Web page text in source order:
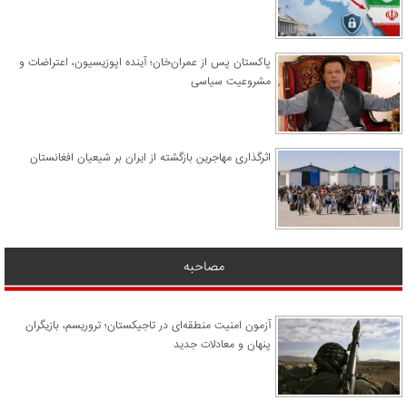
پاکستان پس از عمران‌خان؛ آینده اپوزیسیون، اعتراضات و
مشروعیت سیاسی
اثرگذاری مهاجرین بازگشته از ایران بر شیعیان افغانستان
مصاحبه
آزمون امنیت منطقه‌ای در تاجیکستان؛ تروریسم، بازیگران
پنهان و معادلات جدید